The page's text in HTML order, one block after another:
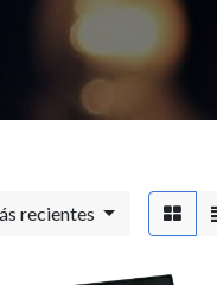
recientes